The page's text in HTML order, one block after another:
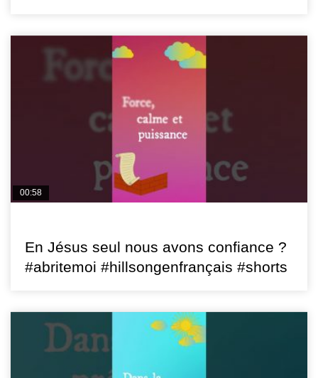
00:58
En Jésus seul nous avons confiance ?
#abritemoi #hillsongenfrançais #shorts